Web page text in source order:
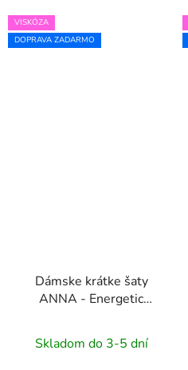
VISKÓZA
DOPRAVA ZADARMO
Dámske krátke šaty
ANNA - Energetic
Skladom do 3-5 dní